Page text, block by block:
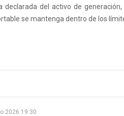
declarada del activo de
se mantenga dentro de los
2026 19:30